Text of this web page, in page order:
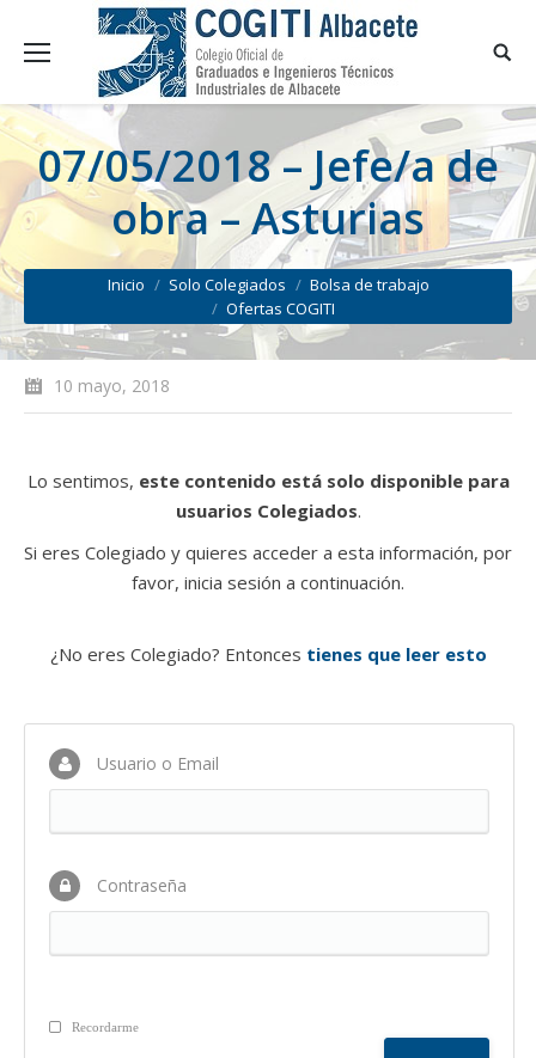
07/05/2018 – Jefe/a de
obra – Asturias
You are here:
Inicio Solo Colegiados
Bolsa de trabajo
Ofertas COGITI
10 mayo, 2018
Lo sentimos, este contenido está solo disponible para
usuarios Colegiados.
Si eres Colegiado y quieres acceder a esta información, por
favor, inicia sesión a continuación.
¿No eres Colegiado? Entonces tienes que leer esto
Usuario o Email
Contraseña
Recordarme